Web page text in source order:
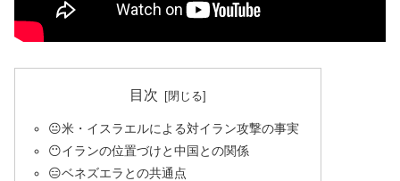
目次
😐米・イスラエルによる対イラン攻撃の事実
😶イランの位置づけと中国との関係
😑ベネズエラとの共通点